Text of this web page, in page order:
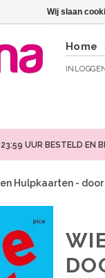
Home
UUR BESTELD EN
Hulpkaarten -
Wij slaan